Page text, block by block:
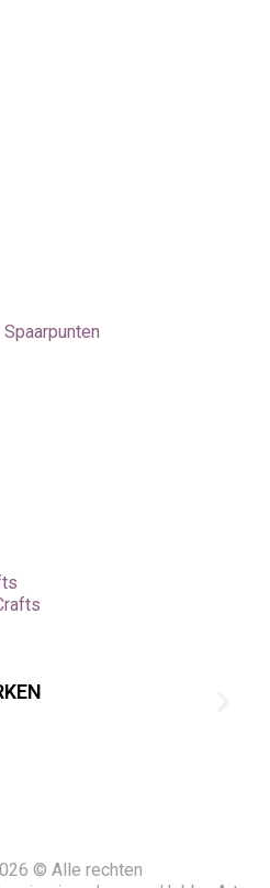
© Alle rechten